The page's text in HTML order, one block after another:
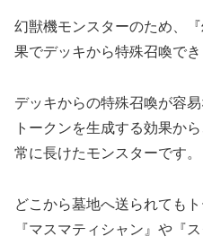
幻獣機モンスターのため、
果でデッキから特殊召喚でき
デッキからの特殊召喚が容
トークンを生成する効果か
常に長けたモンスターです。
どこから墓地へ送られても
『マスマティシャン』や『